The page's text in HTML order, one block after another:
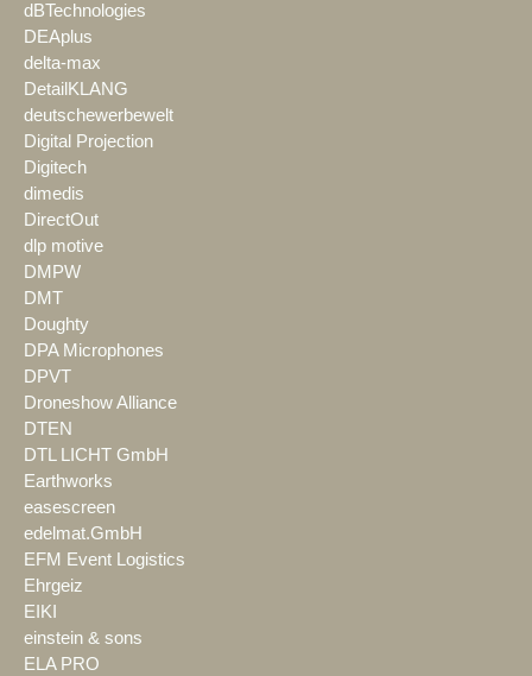
dBTechnologies
DEAplus
delta-max
DetailKLANG
deutschewerbewelt
Digital Projection
Digitech
dimedis
DirectOut
dlp motive
DMPW
DMT
Doughty
DPA Microphones
DPVT
Droneshow Alliance
DTEN
DTL LICHT GmbH
Earthworks
easescreen
edelmat.GmbH
EFM Event Logistics
Ehrgeiz
EIKI
einstein & sons
ELA PRO